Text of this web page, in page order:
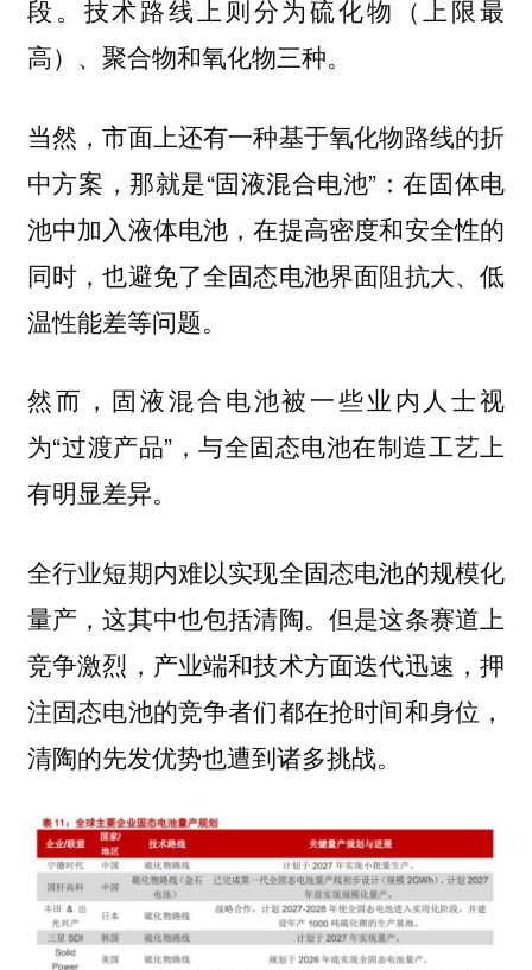
段。技术路线上则分为硫化物（上限最
高）、聚合物和氧化物三种。
当然，市面上还有一种基于氧化物路线的折
中方案，那就是“固液混合电池”：在固体电
池中加入液体电池，在提高密度和安全性的
同时，也避免了全固态电池界面阻抗大、低
温性能差等问题。
然而，固液混合电池被一些业内人士视
为“过渡产品”，与全固态电池在制造工艺上
有明显差异。
全行业短期内难以实现全固态电池的规模化
量产，这其中也包括清陶。但是这条赛道上
竞争激烈，产业端和技术方面迭代迅速，押
注固态电池的竞争者们都在抢时间和身位，
清陶的先发优势也遭到诸多挑战。